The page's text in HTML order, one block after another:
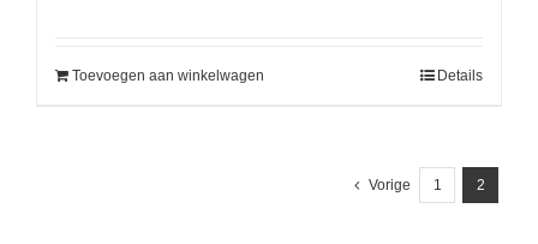
Toevoegen aan winkelwagen Details
Vorige 1 2